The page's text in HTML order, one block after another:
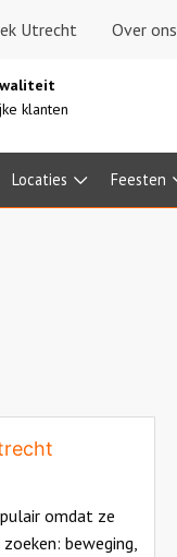
Utrecht Over ons
klanten
Locaties Feesten
omdat ze
beweging,